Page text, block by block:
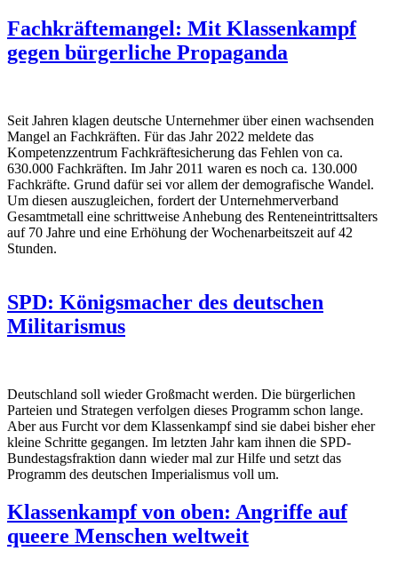
Fachkräftemangel: Mit Klassenkampf
gegen bürgerliche Propaganda
Seit Jahren klagen deutsche Unternehmer über einen wachsenden
Mangel an Fachkräften. Für das Jahr 2022 meldete das
Kompetenzzentrum Fachkräftesicherung das Fehlen von ca.
630.000 Fachkräften. Im Jahr 2011 waren es noch ca. 130.000
Fachkräfte. Grund dafür sei vor allem der demografische Wandel.
Um diesen auszugleichen, fordert der Unternehmerverband
Gesamtmetall eine schrittweise Anhebung des Renteneintrittsalters
auf 70 Jahre und eine Erhöhung der Wochenarbeitszeit auf 42
Stunden.
SPD: Königsmacher des deutschen
Militarismus
Deutschland soll wieder Großmacht werden. Die bürgerlichen
Parteien und Strategen verfolgen dieses Programm schon lange.
Aber aus Furcht vor dem Klassenkampf sind sie dabei bisher eher
kleine Schritte gegangen. Im letzten Jahr kam ihnen die SPD-
Bundestagsfraktion dann wieder mal zur Hilfe und setzt das
Programm des deutschen Imperialismus voll um.
Klassenkampf von oben: Angriffe auf
queere Menschen weltweit